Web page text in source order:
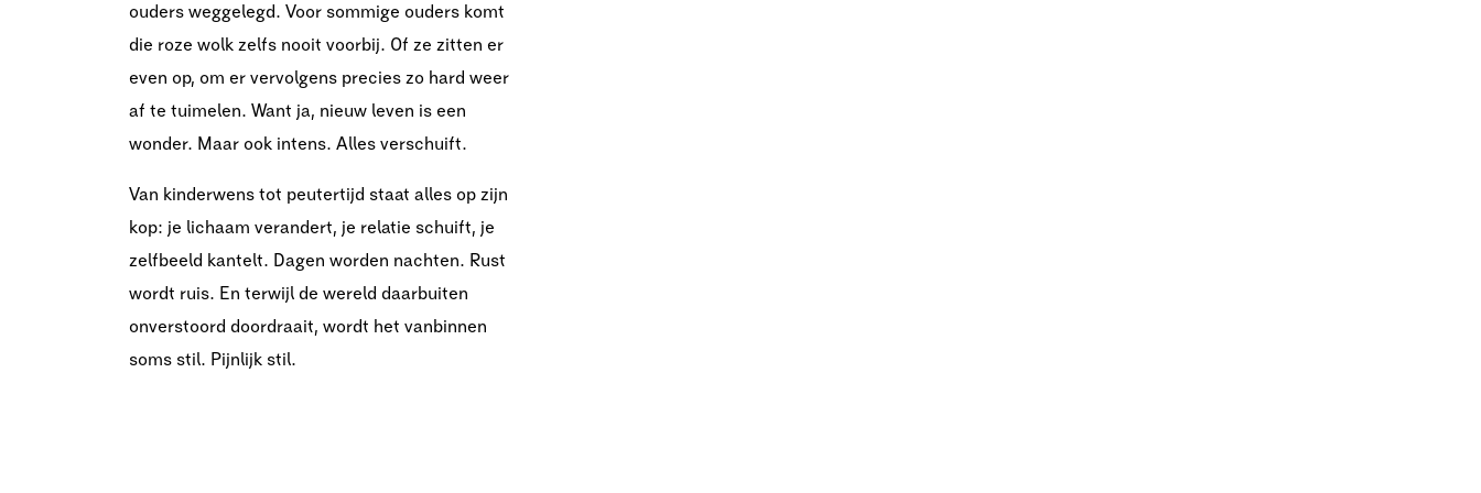
ouders weggelegd. Voor sommige ouders komt
die roze wolk zelfs nooit voorbij. Of ze zitten er
even op, om er vervolgens precies zo hard weer
af te tuimelen. Want ja, nieuw leven is een
wonder. Maar ook intens. Alles verschuift.
Van kinderwens tot peutertijd staat alles op zijn
kop: je lichaam verandert, je relatie schuift, je
zelfbeeld kantelt. Dagen worden nachten. Rust
wordt ruis. En terwijl de wereld daarbuiten
onverstoord doordraait, wordt het vanbinnen
soms stil. Pijnlijk stil.